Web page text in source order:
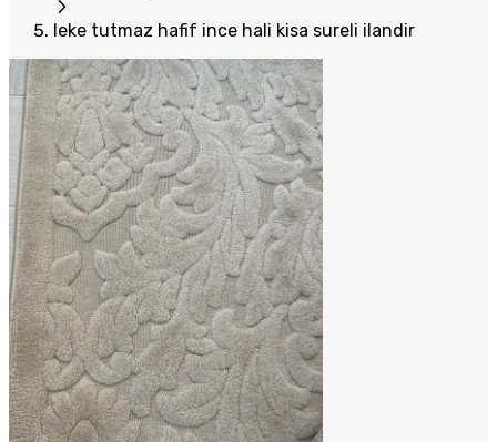
leke tutmaz hafif ince hali kisa sureli ilandir